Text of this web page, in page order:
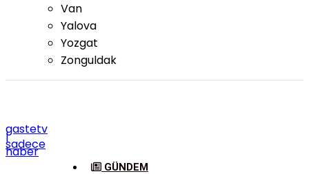
Van
Yalova
Yozgat
Zonguldak
gastetv
|
sadece
haber
GÜNDEM